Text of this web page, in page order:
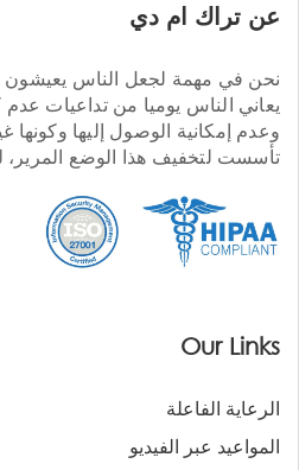
عن تراك ام دي
نحن في مهمة لجعل الناس يعيشون
يعاني الناس يوميا من تداعيات عدم
وعدم إمكانية الوصول إليها
تأسست لتخفيف هذا الوضع المرير،
Our Links
الرعاية الفاعلة
المواعيد عبر الفيديو